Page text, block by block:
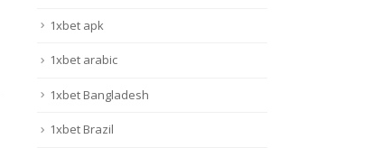
1xbet apk
1xbet arabic
1xbet Bangladesh
1xbet Brazil